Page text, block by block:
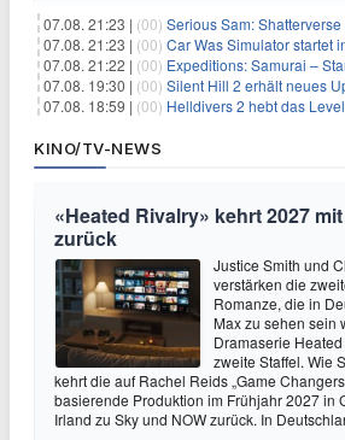
07.08. 21:23 | (00) Serious Sam: Shatterverse lädt zum
07.08. 21:23 | (00) Car Was Simulator startet in den
07.08. 21:22 | (00) Expeditions: Samurai – Start in den Early
07.08. 19:30 | (00) Silent Hill 2 erhält neues Update –
07.08. 18:59 | (00) Helldivers 2 hebt das Level-Limit an –
KINO/TV-NEWS
«Heated Rivalry» kehrt 2027
zurück
Justice Smith und
verstärken die
Romanze, die in
Max zu sehen sein
Dramaserie
zweite Staffel. Wie
kehrt die auf Rachel Reids „Game
basierende Produktion im Frühjahr 2027 in
Irland zu Sky und NOW zurück. In